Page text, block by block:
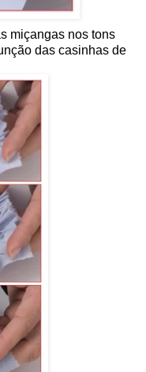
miçangas nos tons
das casinhas de